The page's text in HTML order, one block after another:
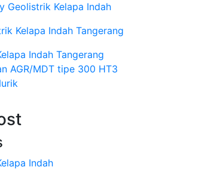
Geolistrik Kelapa Indah
Kelapa Indah Tangerang
Indah Tangerang
AGR/MDT tipe 300 HT3
Indah